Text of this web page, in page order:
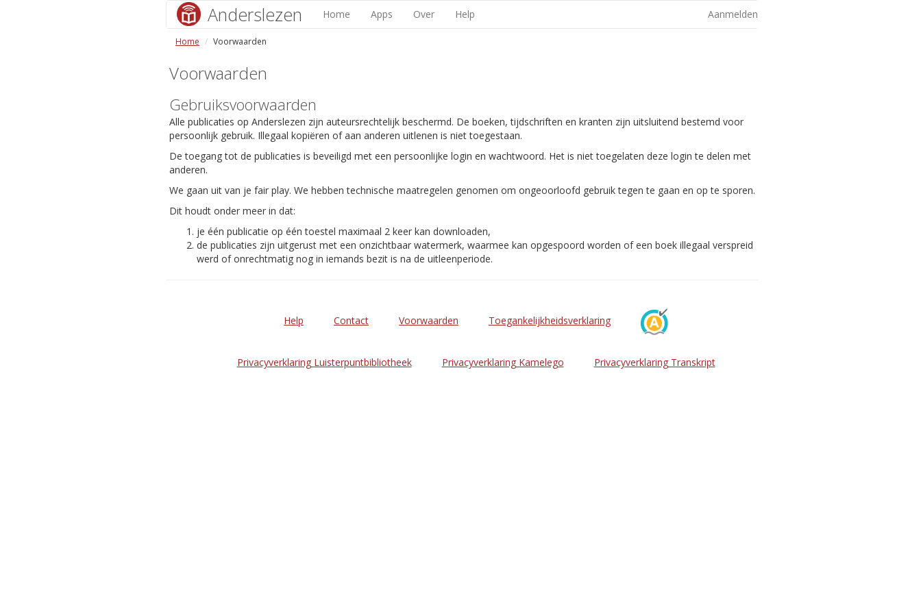
Anderslezen Home Apps Over Help Aanmelden
Home Voorwaarden
Voorwaarden
Gebruiksvoorwaarden
Alle publicaties op Anderslezen zijn auteursrechtelijk beschermd. De boeken, tijdschriften en kranten zijn uitsluitend bestemd voor
persoonlijk gebruik. Illegaal kopiëren of aan anderen uitlenen is niet toegestaan.
De toegang tot de publicaties is beveiligd met een persoonlijke login en wachtwoord. Het is niet toegelaten deze login te delen met
anderen.
We gaan uit van je fair play. We hebben technische maatregelen genomen om ongeoorloofd gebruik tegen te gaan en op te sporen.
Dit houdt onder meer in dat:
je één publicatie op één toestel maximaal 2 keer kan downloaden,
de publicaties zijn uitgerust met een onzichtbaar watermerk, waarmee kan opgespoord worden of een boek illegaal verspreid
werd of onrechtmatig nog in iemands bezit is na de uitleenperiode.
Help Contact Voorwaarden Toegankelijkheidsverklaring
Privacyverklaring Luisterpuntbibliotheek Privacyverklaring Kamelego Privacyverklaring Transkript